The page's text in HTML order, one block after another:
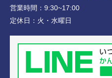
営業時間： 9:30~17:00
定休日： 火・水曜日